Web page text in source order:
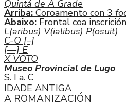
Quintá de A Grade
Arriba: Coroamento con 3
Abaixo: Frontal coa
L(aribus) V(ialibus) P(osuit)
C-O [–]
[—] E
X VOTO
Museo Provincial de Lugo
S. I a. C
IDADE ANTIGA
A ROMANIZACIÓN